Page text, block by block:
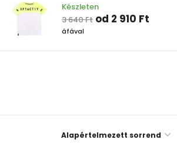
Készleten
3 640 Ft od 2 910 Ft
áfával
Alapértelmezett sorrend